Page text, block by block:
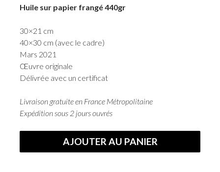
Huile sur papier frangé 440gr
30×21 cm
40×30 cm (avec le cadre)
Mars 2021
Œuvre originale
Délivrée avec un certificat
Livraison gratuite en France Métropolitaine
Expédition sous 2 jours ouvrés
AJOUTER AU PANIER